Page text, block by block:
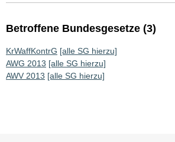
Betroffene Bundesgesetze (3)
KrWaffKontrG [alle SG hierzu]
AWG 2013 [alle SG hierzu]
AWV 2013 [alle SG hierzu]